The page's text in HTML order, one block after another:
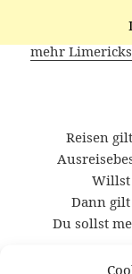
mehr Limericks
Reisen
Willst
Dann gilt
Du sollst